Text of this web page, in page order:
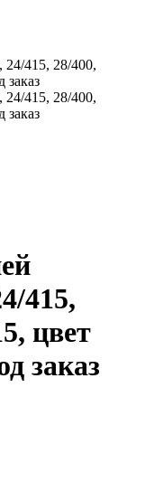
24/415, 28/400,
заказ
24/415, 28/400,
заказ
415,
цвет
заказ